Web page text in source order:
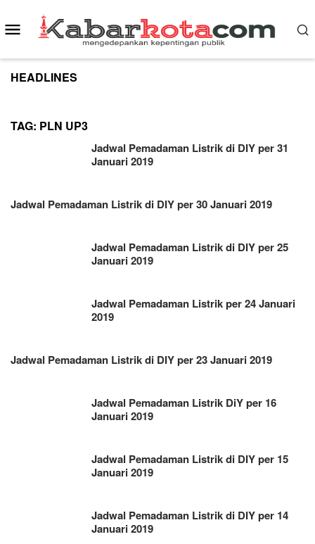
to
content
Mobile
Menu
HEADLINES
TAG: PLN UP3
Jadwal Pemadaman Listrik di DIY per 31
Januari 2019
Jadwal Pemadaman Listrik di DIY per 30 Januari 2019
Jadwal Pemadaman Listrik di DIY per 25
Januari 2019
Jadwal Pemadaman Listrik per 24 Januari
2019
Jadwal Pemadaman Listrik di DIY per 23 Januari 2019
Jadwal Pemadaman Listrik DiY per 16
Januari 2019
Jadwal Pemadaman Listrik di DIY per 15
Januari 2019
Jadwal Pemadaman Listrik di DIY per 14
Januari 2019